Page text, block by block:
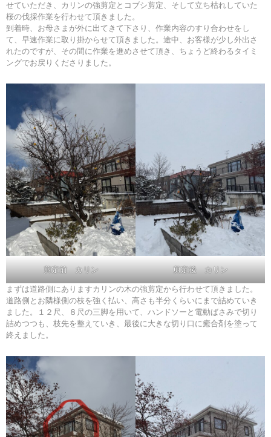
せていただき、カリンの強剪定とコブシ剪定、そして立ち枯れしていた
桜の伐採作業を行わせて頂きました。
到着時、お母さまが外に出てきて下さり、作業内容のすり合わせをし
て、早速作業に取り掛からせて頂きました。途中、お客様が少し外出さ
れたのですが、その間に作業を進めさせて頂き、ちょうど終わるタイミ
ングでお戻りくださりました。
剪定前 カリン 剪定後 カリン
まずは道路側にありますカリンの木の強剪定から行わせて頂きました。
道路側とお隣様側の枝を強く払い、高さも半分くらいにまで詰めていき
ました。１２尺、８尺の三脚を用いて、ハンドソーと電動ばさみで切り
詰めつつも、枝先を整えていき、最後に大きな切り口に癒合剤を塗って
終えました。